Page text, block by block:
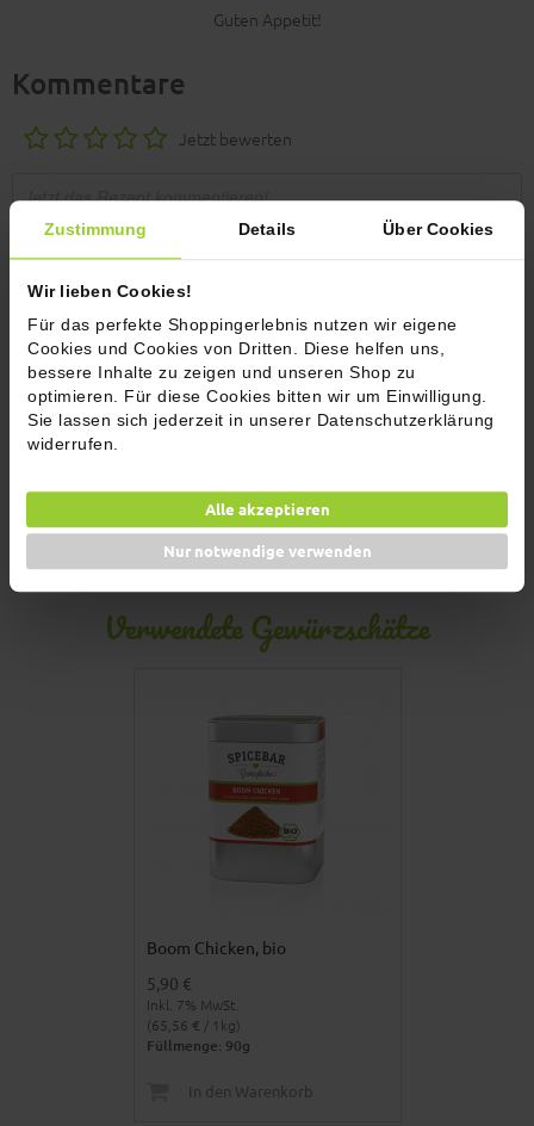
Zustimmung Details Über Cookies
Wir lieben Cookies!
Für das perfekte Shoppingerlebnis nutzen wir eigene
Cookies und Cookies von Dritten. Diese helfen uns,
bessere Inhalte zu zeigen und unseren Shop zu
optimieren. Für diese Cookies bitten wir um Einwilligung.
Sie lassen sich jederzeit in unserer Datenschutzerklärung
widerrufen.
Alle akzeptieren
Nur notwendige verwenden
Guten Appetit!
Kommentare
Jetzt bewerten
Name
E-Mail Adresse
Jetzt abschicken!
Verwendete Gewürzschätze
Boom Chicken, bio
5,90 €
Inkl. 7% MwSt.
(65,56 € / 1kg)
Füllmenge: 90g
In den Warenkorb